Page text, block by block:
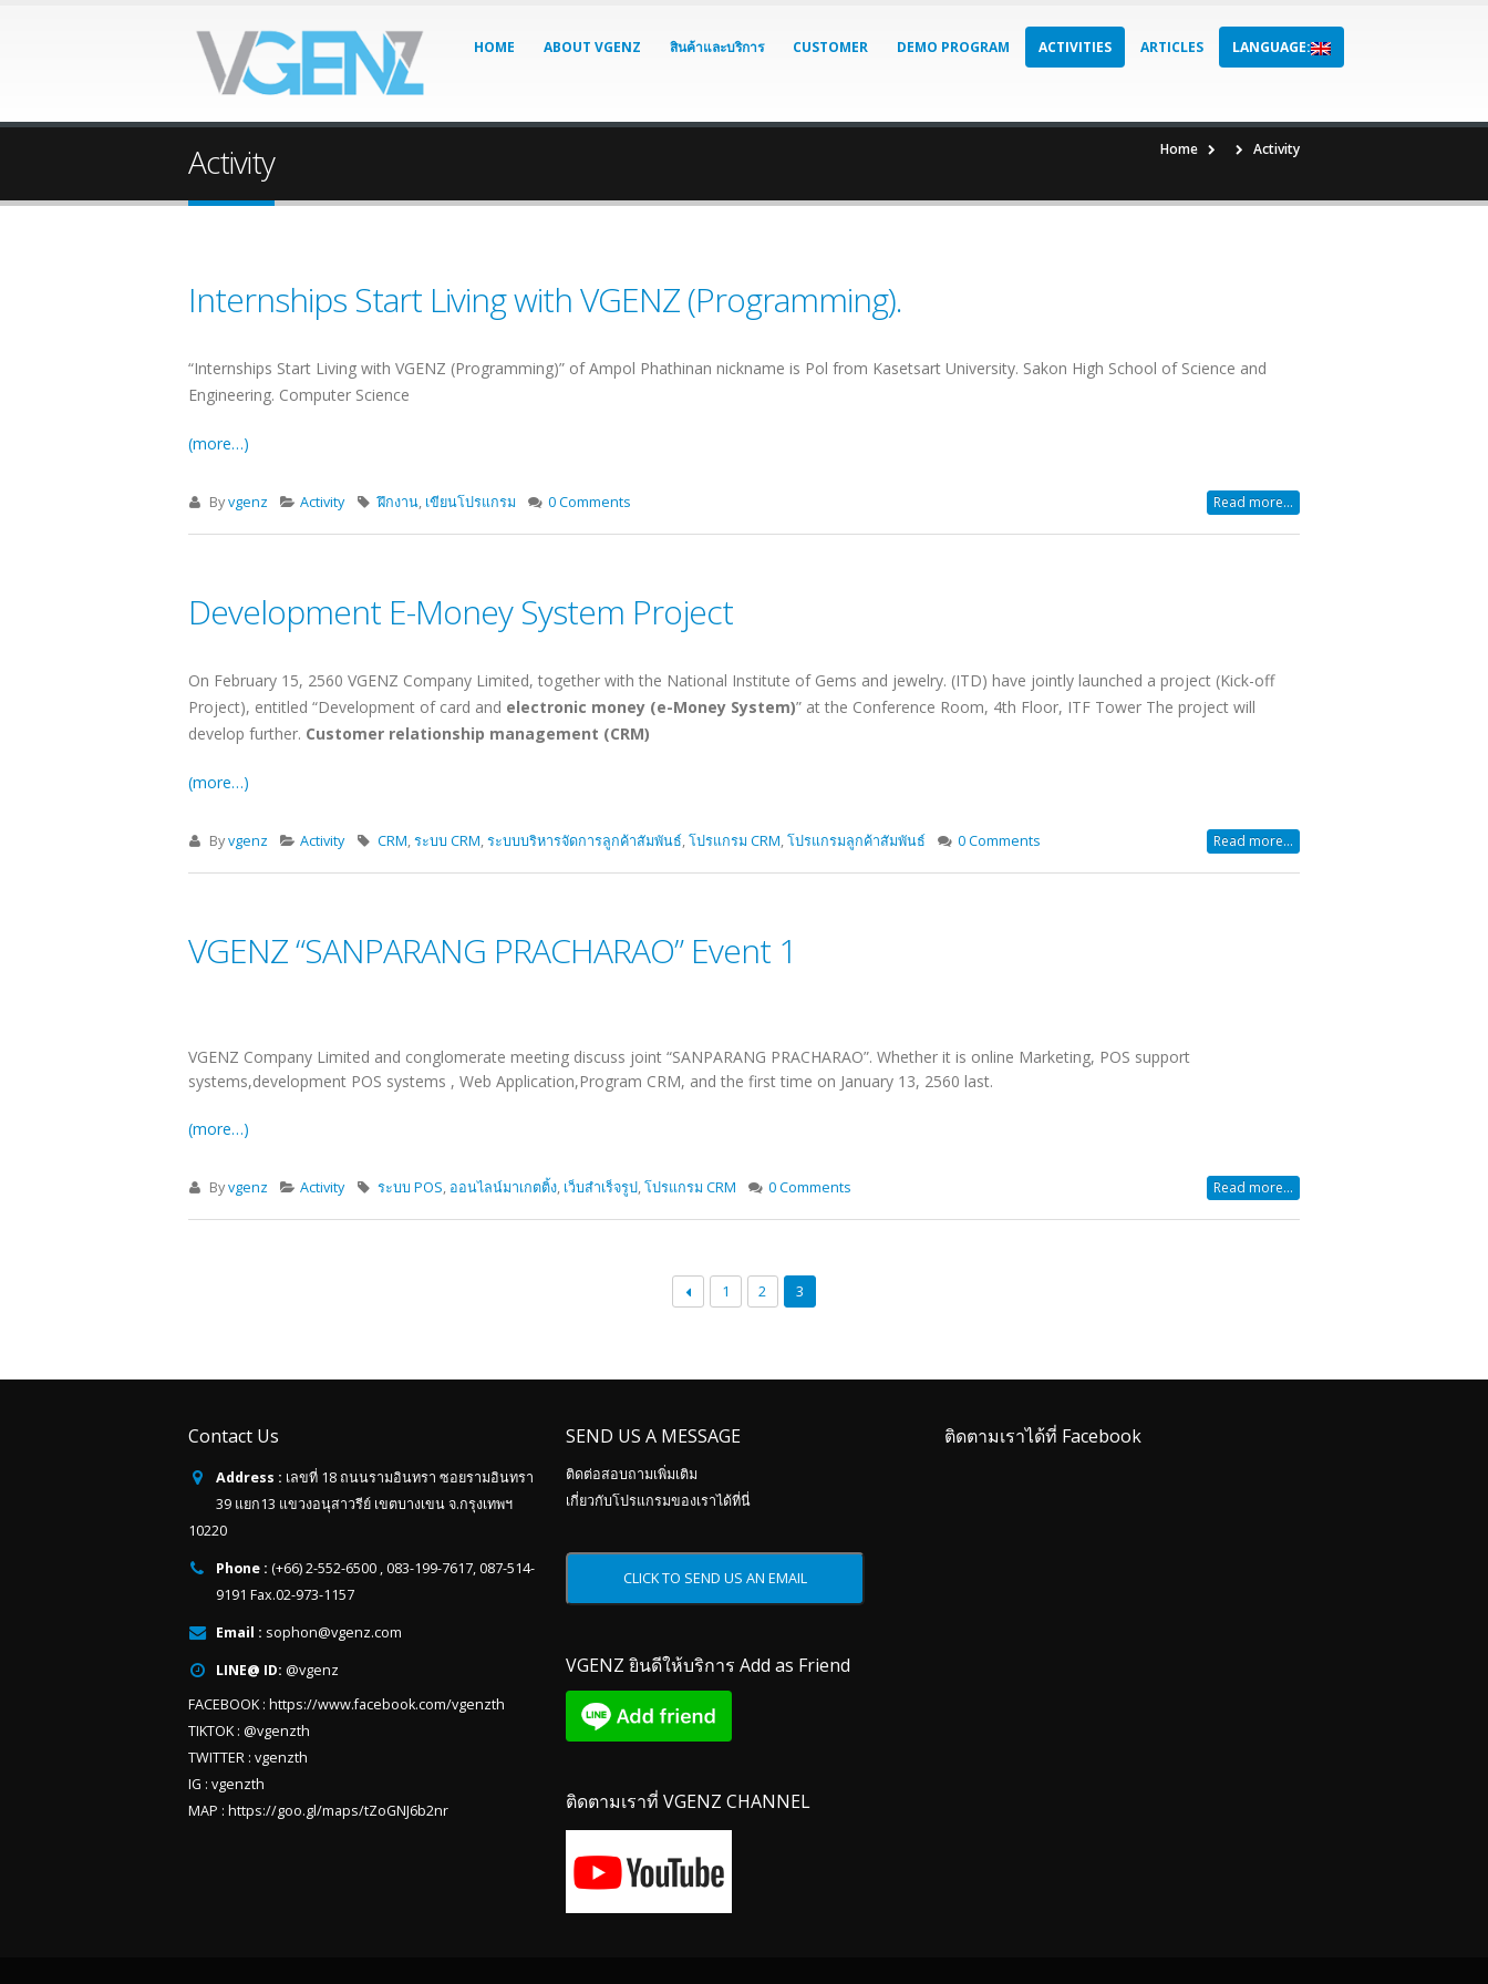
HOME ABOUT VGENZ สินค้าและบริการ CUSTOMER DEMO PROGRAM ACTIVITIES ARTICLES LANGUAGE:
Home Activity
Activity
Internships Start Living with VGENZ (Programming).
“Internships Start Living with VGENZ (Programming)” of Ampol Phathinan nickname is Pol from Kasetsart University. Sakon High School of Science and
Engineering. Computer Science
(more…)
Byvgenz Activity ฝึกงาน, เขียนโปรแกรม 0 Comments Read more...
Development E-Money System Project
On February 15, 2560 VGENZ Company Limited, together with the National Institute of Gems and jewelry. (ITD) have jointly launched a project (Kick-off
Project), entitled “Development of card and electronic money (e-Money System)” at the Conference Room, 4th Floor, ITF Tower The project will
develop further. Customer relationship management (CRM)
(more…)
Byvgenz Activity CRM,ระบบ CRM,ระบบบริหารจัดการลูกค้าสัมพันธ์,โปรแกรม CRM,โปรแกรมลูกค้าสัมพันธ์ 0 Comments Read more...
VGENZ “SANPARANG PRACHARAO” Event 1
VGENZ Company Limited and conglomerate meeting discuss joint “SANPARANG PRACHARAO”. Whether it is online Marketing, POS support
systems,development POS systems , Web Application,Program CRM, and the first time on January 13, 2560 last.
(more…)
Byvgenz Activity ระบบ POS, ออนไลน์มาเกตติ้ง, เว็บสำเร็จรูป,โปรแกรม CRM 0 Comments Read more...
1 2 3
Contact Us
Address : เลขที่ 18 ถนนรามอินทรา ซอยรามอินทรา
39 แยก13 แขวงอนุสาวรีย์ เขตบางเขน จ.กรุงเทพฯ
10220
Phone : (+66) 2-552-6500 , 083-199-7617, 087-514-
9191 Fax.02-973-1157
Email : sophon@vgenz.com
LINE@ ID: @vgenz
FACEBOOK : https://www.facebook.com/vgenzth
TIKTOK : @vgenzth
TWITTER : vgenzth
IG : vgenzth
MAP : https://goo.gl/maps/tZoGNJ6b2nr
SEND US A MESSAGE
ติดต่อสอบถามเพิ่มเติม
เกี่ยวกับโปรแกรมของเราได้ที่นี่
VGENZ ยินดีให้บริการ Add as Friend
ติดตามเราที่ VGENZ CHANNEL
ติดตามเราได้ที่ Facebook